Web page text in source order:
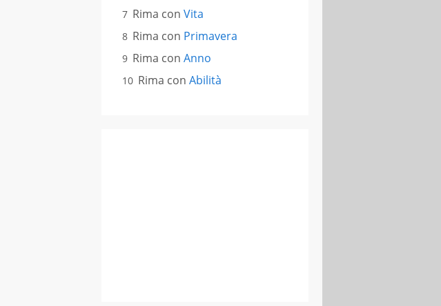
Rima con Vita
Rima con Primavera
Rima con Anno
Rima con Abilità